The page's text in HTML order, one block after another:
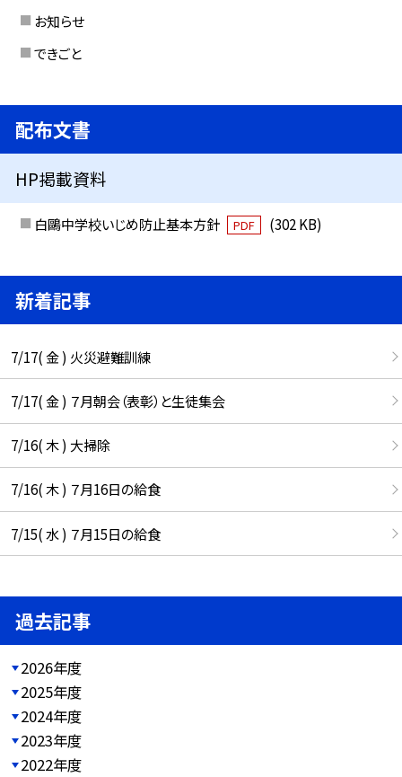
お知らせ
できごと
配布文書
HP掲載資料
白鷗中学校いじめ防止基本方針 PDF (302 KB)
新着記事
7/17( 金 ) 火災避難訓練
7/17( 金 ) ７月朝会（表彰）と生徒集会
7/16( 木 ) 大掃除
7/16( 木 ) ７月16日の給食
7/15( 水 ) ７月15日の給食
過去記事
2026年度
2025年度
2024年度
2023年度
2022年度